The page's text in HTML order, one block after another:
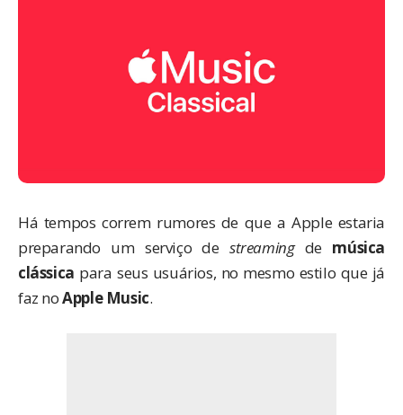
Há tempos correm rumores de que aApple estaria
preparando um serviço destreamingde música
clássica para seus usuários, no mesmo estilo que já
faz noApple Music.